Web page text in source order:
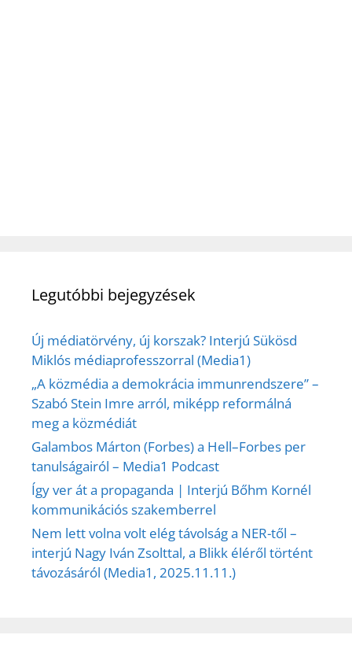
Legutóbbi bejegyzések
Új médiatörvény, új korszak? Interjú Sükösd
Miklós médiaprofesszorral (Media1)
„A közmédia a demokrácia immunrendszere” –
Szabó Stein Imre arról, miképp reformálná
meg a közmédiát
Galambos Márton (Forbes) a Hell–Forbes per
tanulságairól – Media1 Podcast
Így ver át a propaganda | Interjú Bőhm Kornél
kommunikációs szakemberrel
Nem lett volna volt elég távolság a NER-től –
interjú Nagy Iván Zsolttal, a Blikk éléről történt
távozásáról (Media1, 2025.11.11.)